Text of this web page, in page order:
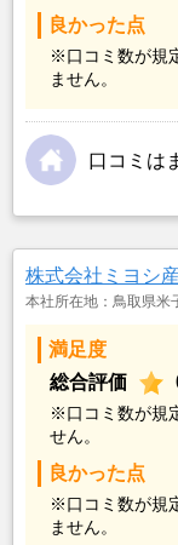
良かった点
※口コミ数が規
ません。
口コミは
株式会社ミヨシ
本社所在地：鳥取県米
満足度
総合評価
※口コミ数が規
せん。
良かった点
※口コミ数が規
ません。